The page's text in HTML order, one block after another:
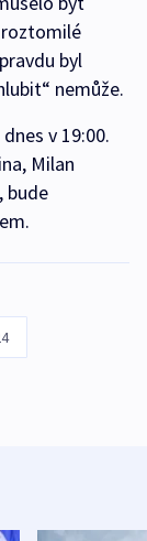
byl
nemůže.
v 19:00.
Milan
bude